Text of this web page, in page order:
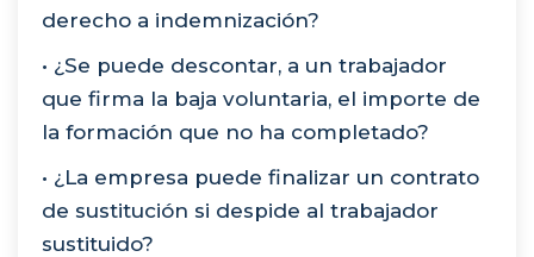
derecho a indemnización?
• ¿Se puede descontar, a un trabajador
que firma la baja voluntaria, el importe de
la formación que no ha completado?
• ¿La empresa puede finalizar un contrato
de sustitución si despide al trabajador
sustituido?